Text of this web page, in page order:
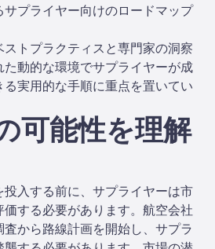
プライヤー向けのロードマップ
トプラクティスと専門家の洞察
た動的な環境でサプライヤーが成
実用的な手順に重点を置いてい
可能性を理解
入する前に、サプライヤーは市
する必要があります。航空会社
から路線計画を開始し、サプラ